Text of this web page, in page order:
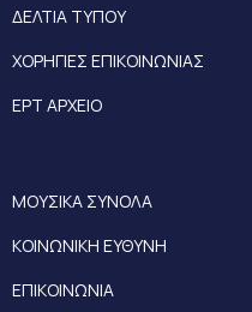
ΔΕΛΤΙΑ ΤΥΠΟΥ
ΧΟΡΗΓΙΕΣ ΕΠΙΚΟΙΝΩΝΙΑΣ
ΕΡΤ ΑΡΧΕΙΟ
ΜΟΥΣΙΚΑ ΣΥΝΟΛΑ
ΚΟΙΝΩΝΙΚΗ ΕΥΘΥΝΗ
ΕΠΙΚΟΙΝΩΝΙΑ